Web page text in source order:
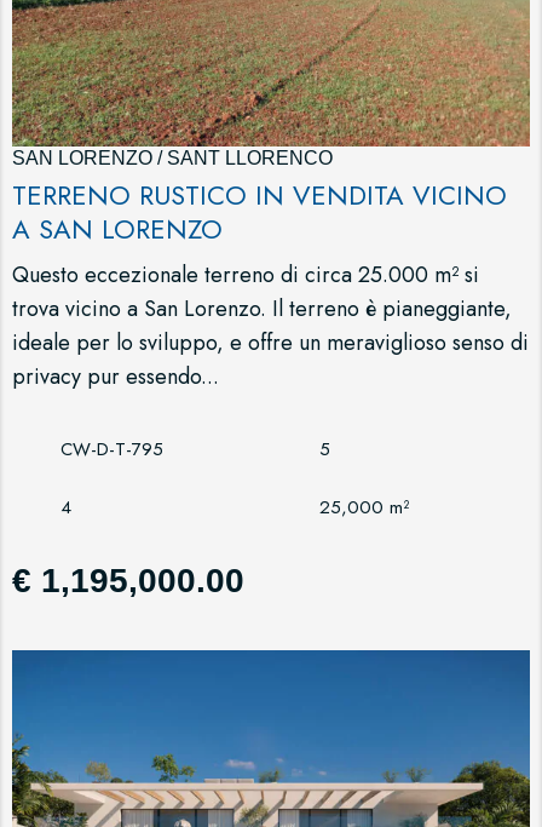
SAN LORENZO / SANT LLORENCO
TERRENO RUSTICO IN VENDITA VICINO
A SAN LORENZO
Questo eccezionale terreno di circa 25.000 m² si
trova vicino a San Lorenzo. Il terreno è pianeggiante,
ideale per lo sviluppo, e offre un meraviglioso senso di
privacy pur essendo...
CW-D-T-795 5
4 25,000 m²
€ 1,195,000.00